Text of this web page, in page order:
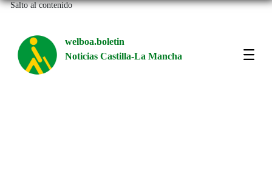
Salto al contenido
welboa.boletin
Noticias Castilla-La Mancha